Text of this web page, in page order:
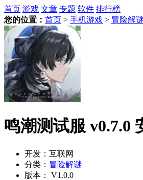
首页 游戏 文章 专题 软件 排行榜
您的位置： 首页 > 手机游戏 > 冒险解
鸣潮测试服 v0.7.0
开发： 互联网
分类： 冒险解谜
版本：
V1.0.0